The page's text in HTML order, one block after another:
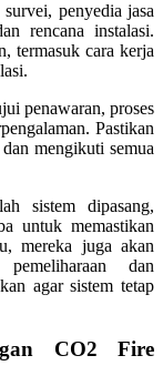
survei, penyedia jasa
rencana instalasi.
termasuk cara kerja
penawaran, proses
Pastikan
mengikuti semua
sistem dipasang,
untuk memastikan
mereka juga akan
dan
agar sistem tetap
CO2 Fire